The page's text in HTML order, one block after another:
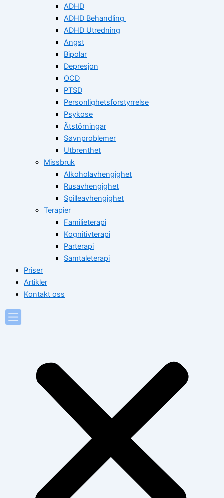
ADHD
ADHD Behandling
ADHD Utredning
Angst
Bipolar
Depresjon
OCD
PTSD
Personlighetsforstyrrelse
Psykose
Ätstörningar
Søvnproblemer
Utbrenthet
Missbruk
Alkoholavhengighet
Rusavhengighet
Spilleavhengighet
Terapier
Familieterapi
Kognitivterapi
Parterapi
Samtaleterapi
Priser
Artikler
Kontakt oss